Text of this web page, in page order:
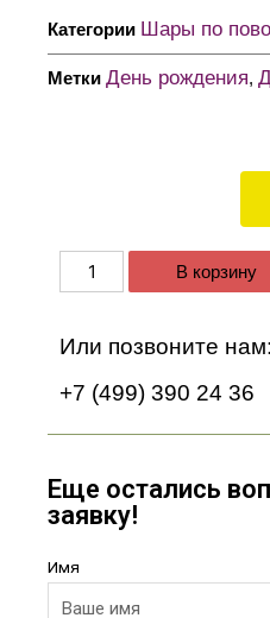
В корзину
Или позвоните нам:
+7 (499) 390 24 36
Еще остались
заявку!
Имя
Категории Шары по
Метки День рождения,